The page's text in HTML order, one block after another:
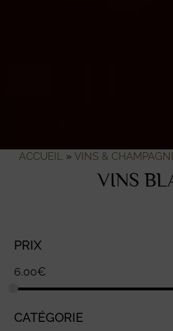
ACCUEIL » VINS &
VINS
PRIX
6.00€
CATÉGORIE